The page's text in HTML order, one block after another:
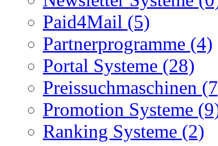
Paid4Mail (5)
Partnerprogramme (4)
Portal Systeme (28)
Preissuchmaschinen
Promotion Systeme
Ranking Systeme (2)